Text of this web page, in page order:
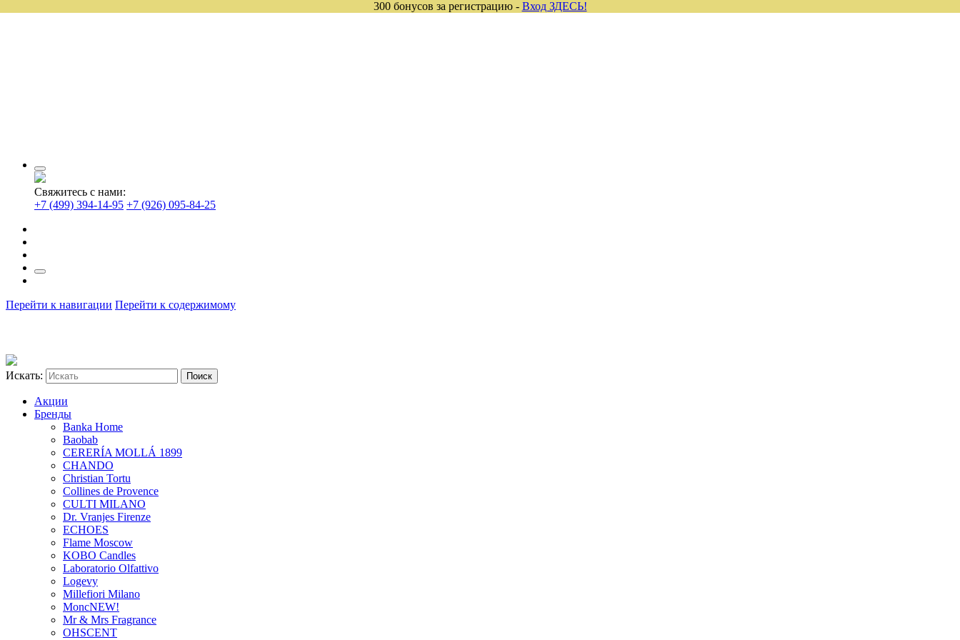
Свяжитесь с нами:
+7 (499) 394-14-95 +7 (926) 095-84-25
Перейти к навигации Перейти к содержимому
Искать:
Акции
Бренды
Banka Home
Baobab
CERERÍA MOLLÁ 1899
CHANDO
Christian Tortu
Collines de Provence
CULTI MILANO
Dr. Vranjes Firenze
ECHOES
Flame Moscow
KOBO Candles
Laboratorio Olfattivo
Logevy
Millefiori Milano
MoncNEW!
Mr & Mrs Fragrance
OHSCENT
300 бонусов за регистрацию - Вход ЗДЕСЬ!